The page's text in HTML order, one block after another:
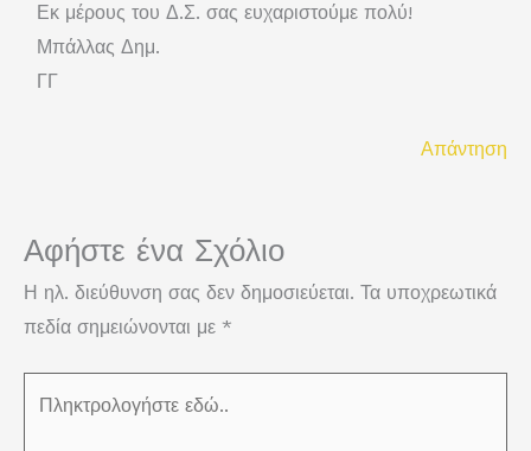
Εκ μέρους του Δ.Σ. σας ευχαριστούμε πολύ!
Μπάλλας Δημ.
ΓΓ
Απάντηση
Αφήστε ένα Σχόλιο
Η ηλ. διεύθυνση σας δεν δημοσιεύεται. Τα υποχρεωτικά
πεδία σημειώνονται με *